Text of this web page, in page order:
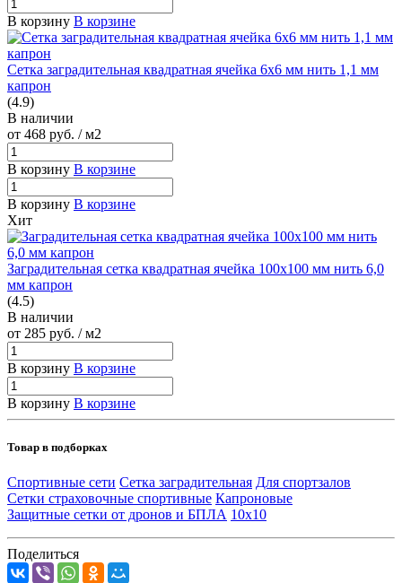
В корзину В корзине
Сетка заградительная квадратная ячейка 6х6 мм нить 1,1 мм
капрон
(4.9)
В наличии
от 468 руб. / м2
В корзину В корзине
В корзину В корзине
Хит
Заградительная сетка квадратная ячейка 100х100 мм нить 6,0
мм капрон
(4.5)
В наличии
от 285 руб. / м2
В корзину В корзине
В корзину В корзине
Товар в подборках
Спортивные сети Сетка заградительная Для спортзалов
Сетки страховочные спортивные Капроновые
Защитные сетки от дронов и БПЛА 10х10
Поделиться